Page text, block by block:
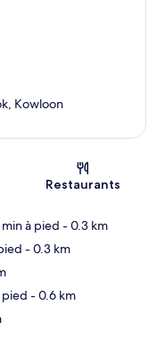
Kowloon
Restaurants
à pied - 0.3 km
- 0.3 km
pied - 0.6 km